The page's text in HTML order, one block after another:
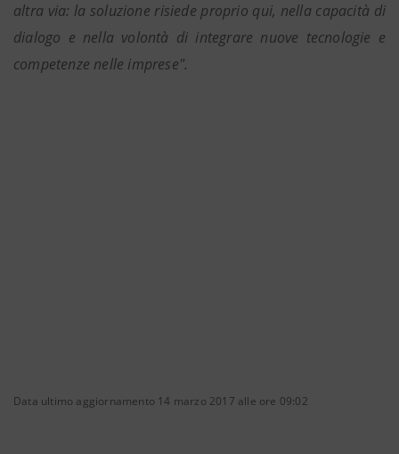
altra via: la soluzione risiede proprio qui, nella capacità di
dialogo e nella volontà di integrare nuove tecnologie e
competenze nelle imprese".
Data ultimo aggiornamento 14 marzo 2017 alle ore 09:02